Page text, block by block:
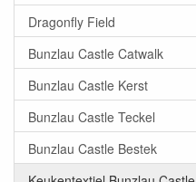
Dragonfly Field
Bunzlau Castle Catwalk
Bunzlau Castle Kerst
Bunzlau Castle Teckel
Bunzlau Castle Bestek